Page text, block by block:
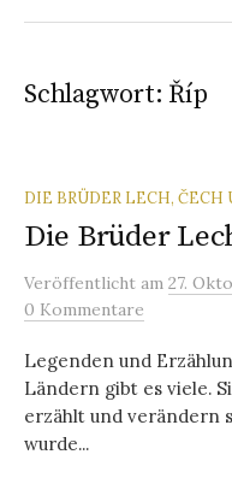
Schlagwort: Říp
DIE BRÜDER LECH, ČECH
Die Brüder
Veröffentlicht am 27.
0 Kommentare
Legenden und
Ländern gibt es viele.
erzählt und verändern
wurde...